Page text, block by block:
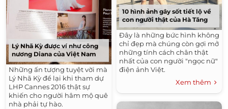
Lý Nhã Kỳ được ví như công
nương Diana của Việt Nam
Những ấn tượng tuyệt vời mà
Lý Nhã Kỳ để lại khi tham dự
LHP Cannes 2016 thật sự
khiến cho người hâm mộ quê
nhà phải tự hào.
10 hình ảnh gây sốt tiết lộ về
con người thật của Hà Tăng
Đây là những bức hình không
chỉ đẹp mà chúng còn gợi mở
những tính cách chân thật
nhất của con người "ngọc nữ"
điện ảnh Việt.
Xem thêm